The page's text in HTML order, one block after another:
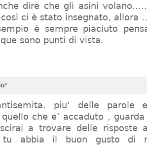
dire che gli asini
così ci è stato insegnato,
è sempre piaciuto
sono punti di vista.
piu’ delle parole
che e’ accaduto , guarda
a trovare delle risposte
tu abbia il buon gusto di